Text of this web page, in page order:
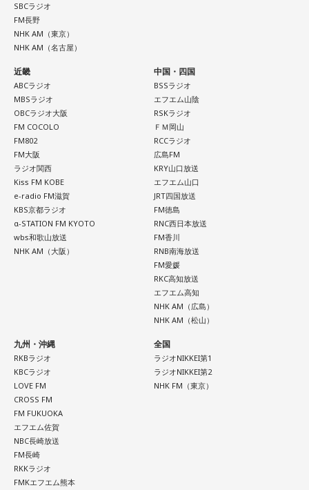
SBCラジオ
FM長野
NHK AM（東京）
NHK AM（名古屋）
近畿
ABCラジオ
MBSラジオ
OBCラジオ大阪
FM COCOLO
FM802
FM大阪
ラジオ関西
Kiss FM KOBE
e-radio FM滋賀
KBS京都ラジオ
α-STATION FM KYOTO
wbs和歌山放送
NHK AM（大阪）
中国・四国
BSSラジオ
エフエム山陰
RSKラジオ
ＦＭ岡山
RCCラジオ
広島FM
KRY山口放送
エフエム山口
JRT四国放送
FM徳島
RNC西日本放送
FM香川
RNB南海放送
FM愛媛
RKC高知放送
エフエム高知
NHK AM（広島）
NHK AM（松山）
九州・沖縄
RKBラジオ
KBCラジオ
LOVE FM
CROSS FM
FM FUKUOKA
エフエム佐賀
NBC長崎放送
FM長崎
RKKラジオ
FMKエフエム熊本
全国
ラジオNIKKEI第1
ラジオNIKKEI第2
NHK FM（東京）